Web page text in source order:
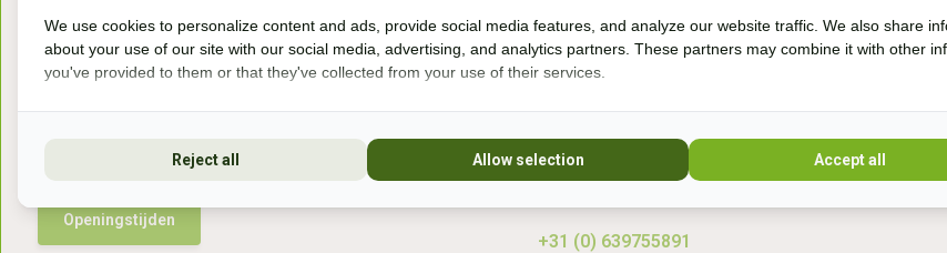
Bezoek onze winkel
Handelsweg 6a
7041gx 's-Heerenberg
aan de Duitse grens, aan de A12/A3
Openingstijden
Ik ben het best te bereiken via Whatsapp.
Ik help je graag. Ik probeer veel producten zelf
10 jaar ijzerloos en wonen in een paddock
paradise. Sinds 20
+31 (0) 639755891
We use cookies to personalize content and ads, provide social media features, and analyze our website traffic. We also share
about your use of our site with our social media, advertising, and analytics partners. These partners may combine it with other
you've provided to them or that they've collected from your use of their services.
Reject all Allow selection Accept all